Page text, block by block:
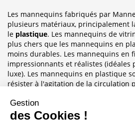
Les mannequins fabriqués par
plusieurs matériaux, principalement
le plastique. Les mannequins de
plus chers que les mannequins en
moins durables. Les mannequins en
impressionnants et réalistes (idéales
luxe). Les mannequins en plastique
résister à l'agitation de la circulation
habituellement observée dans le
Sublimez Vos Boutiques,